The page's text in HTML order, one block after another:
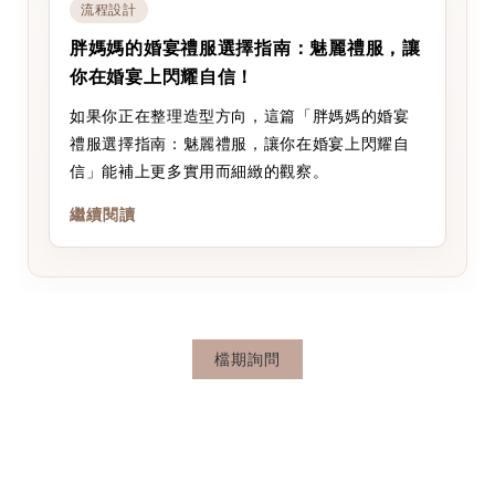
流程設計
胖媽媽的婚宴禮服選擇指南：魅麗禮服，讓
你在婚宴上閃耀自信！
如果你正在整理造型方向，這篇「胖媽媽的婚宴
禮服選擇指南：魅麗禮服，讓你在婚宴上閃耀自
信」能補上更多實用而細緻的觀察。
繼續閱讀
檔期詢問